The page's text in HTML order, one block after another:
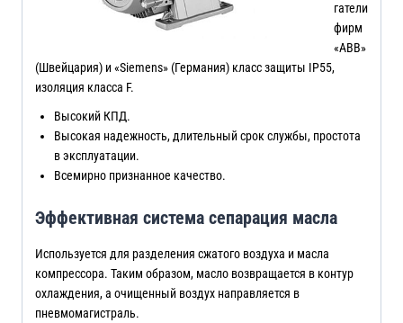
гатели
фирм
«ABB»
(Швейцария) и «Siemens» (Германия) класс защиты IP55,
изоляция класса F.
Высокий КПД.
Высокая надежность, длительный срок службы, простота
в эксплуатации.
Всемирно признанное качество.
Эффективная система сепарация масла
Используется для разделения сжатого воздуха и масла
компрессора. Таким образом, масло возвращается в контур
охлаждения, а очищенный воздух направляется в
пневмомагистраль.